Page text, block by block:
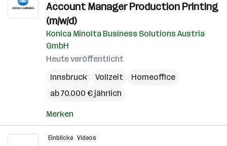
Account Manager Production Printing
(m/w/d)
Konica Minolta Business Solutions Austria
GmbH
Heute veröffentlicht
Innsbruck
Vollzeit
Homeoffice
ab 70.000 € jährlich
Merken
Einblicke Videos